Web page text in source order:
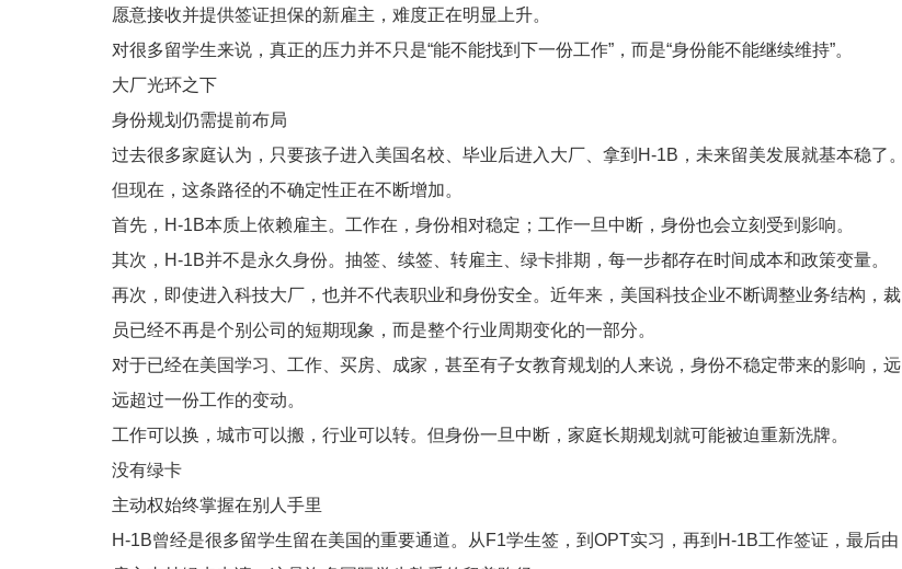
愿意接收并提供签证担保的新雇主，难度正在明显上升。
对很多留学生来说，真正的压力并不只是“能不能找到下一份工作”，而是“身份能不能继续维持”。
大厂光环之下
身份规划仍需提前布局
过去很多家庭认为，只要孩子进入美国名校、毕业后进入大厂、拿到H-1B，未来留美发展就基本稳了。
但现在，这条路径的不确定性正在不断增加。
首先，H-1B本质上依赖雇主。工作在，身份相对稳定；工作一旦中断，身份也会立刻受到影响。
其次，H-1B并不是永久身份。抽签、续签、转雇主、绿卡排期，每一步都存在时间成本和政策变量。
再次，即使进入科技大厂，也并不代表职业和身份安全。近年来，美国科技企业不断调整业务结构，裁
员已经不再是个别公司的短期现象，而是整个行业周期变化的一部分。
对于已经在美国学习、工作、买房、成家，甚至有子女教育规划的人来说，身份不稳定带来的影响，远
远超过一份工作的变动。
工作可以换，城市可以搬，行业可以转。但身份一旦中断，家庭长期规划就可能被迫重新洗牌。
没有绿卡
主动权始终掌握在别人手里
H-1B曾经是很多留学生留在美国的重要通道。从F1学生签，到OPT实习，再到H-1B工作签证，最后由